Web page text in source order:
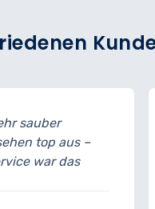
netter Barbier.
verspätet, daher ein
top Ergebnis.“